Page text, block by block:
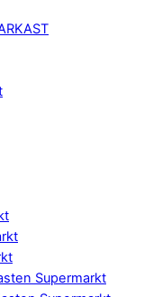
Supermarkt